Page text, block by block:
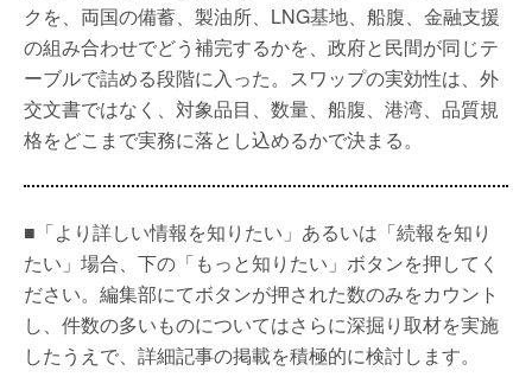
クを、両国の備蓄、製油所、LNG基地、船腹、金融支援
の組み合わせでどう補完するかを、政府と民間が同じテ
ーブルで詰める段階に入った。スワップの実効性は、外
交文書ではなく、対象品目、数量、船腹、港湾、品質規
格をどこまで実務に落とし込めるかで決まる。
■「より詳しい情報を知りたい」あるいは「続報を知り
たい」場合、下の「もっと知りたい」ボタンを押してく
ださい。編集部にてボタンが押された数のみをカウント
し、件数の多いものについてはさらに深掘り取材を実施
したうえで、詳細記事の掲載を積極的に検討します。